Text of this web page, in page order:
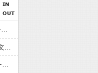
【悲報】医師が生鶏肉で車いす生活…ギラン・バレー症候群の恐怖
【NASA開発】3,980円の冷感ポンチョ、-15℃の謳い文句にネット騒然
【池袋暴走事故】「上級国民」神話の崩壊！1000ページの法解釈が明かす不逮捕の真実